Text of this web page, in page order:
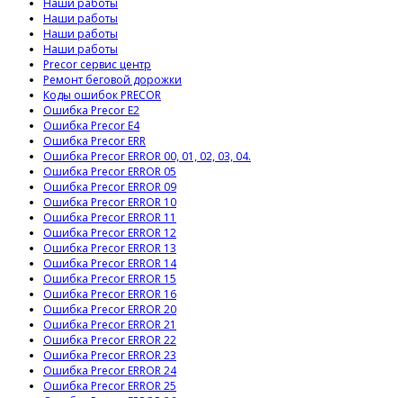
Наши работы
Наши работы
Наши работы
Наши работы
Precor сервис центр
Ремонт беговой дорожки
Коды ошибок PRECOR
Ошибка Precor E2
Ошибка Precor E4
Ошибка Precor ERR
Ошибка Precor ERROR 00, 01, 02, 03, 04.
Ошибка Precor ERROR 05
Ошибка Precor ERROR 09
Ошибка Precor ERROR 10
Ошибка Precor ERROR 11
Ошибка Precor ERROR 12
Ошибка Precor ERROR 13
Ошибка Precor ERROR 14
Ошибка Precor ERROR 15
Ошибка Precor ERROR 16
Ошибка Precor ERROR 20
Ошибка Precor ERROR 21
Ошибка Precor ERROR 22
Ошибка Precor ERROR 23
Ошибка Precor ERROR 24
Ошибка Precor ERROR 25